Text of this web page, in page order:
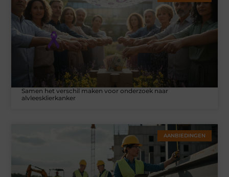
Samen het verschil maken voor onderzoek naar
alvleesklierkanker
AANBIEDINGEN